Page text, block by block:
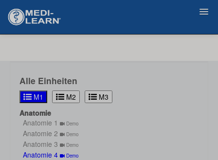
Alle Einheiten
M1 M2
M3
Anatomie
Anatomie 1
Demo
Anatomie 2 Demo
Anatomie 3 Demo
Anatomie 4 Demo